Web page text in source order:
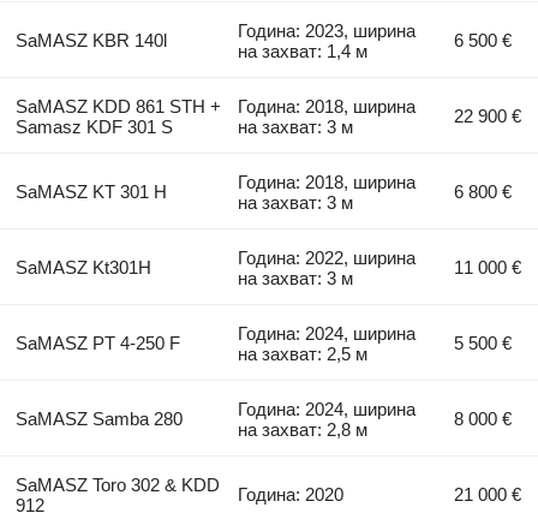
SaMASZ KBR 140l
Година: 2023, ширина
на захват: 1,4 м
6 500 €
SaMASZ KDD 861 STH +
Samasz KDF 301 S
Година: 2018, ширина
на захват: 3 м
22 900 €
SaMASZ KT 301 H
Година: 2018, ширина
на захват: 3 м
6 800 €
SaMASZ Kt301H
Година: 2022, ширина
на захват: 3 м
11 000 €
SaMASZ PT 4-250 F
Година: 2024, ширина
на захват: 2,5 м
5 500 €
SaMASZ Samba 280
Година: 2024, ширина
на захват: 2,8 м
8 000 €
SaMASZ Toro 302 & KDD
912
Година: 2020 21 000 €